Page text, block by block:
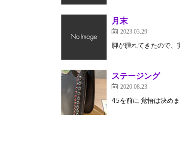
月末
2023.03.29
脚が腫れてきたので
ステージング
2020.08.23
45を前に 覚悟は決め